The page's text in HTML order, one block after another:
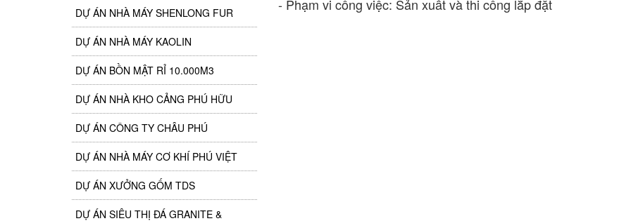
DỰ ÁN NHÀ MÁY SHENLONG FUR
DỰ ÁN NHÀ MÁY KAOLIN
DỰ ÁN BỒN MẬT RỈ 10.000M3
DỰ ÁN NHÀ KHO CẢNG PHÚ HỮU
DỰ ÁN CÔNG TY CHÂU PHÚ
DỰ ÁN NHÀ MÁY CƠ KHÍ PHÚ VIỆT
DỰ ÁN XƯỞNG GỐM TDS
DỰ ÁN SIÊU THỊ ĐÁ GRANITE &
- Phạm vi công việc: Sản xuất và thi công lắp đặt